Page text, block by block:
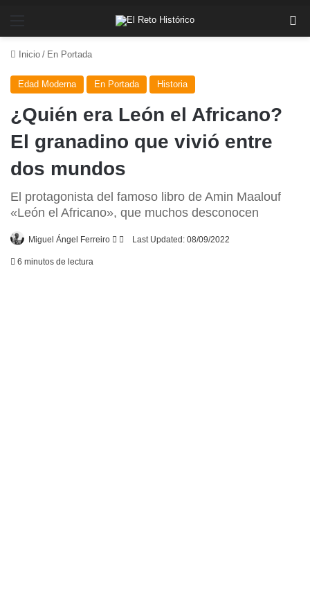
Inicio / En Portada
Edad Moderna En Portada Historia
¿Quién era León el Africano?
El granadino que vivió entre
dos mundos
El protagonista del famoso libro de Amin Maalouf
«León el Africano», que muchos desconocen
Miguel Ángel Ferreiro
Follow
Send
Last Updated: 08/09/2022
6 minutos de lectura